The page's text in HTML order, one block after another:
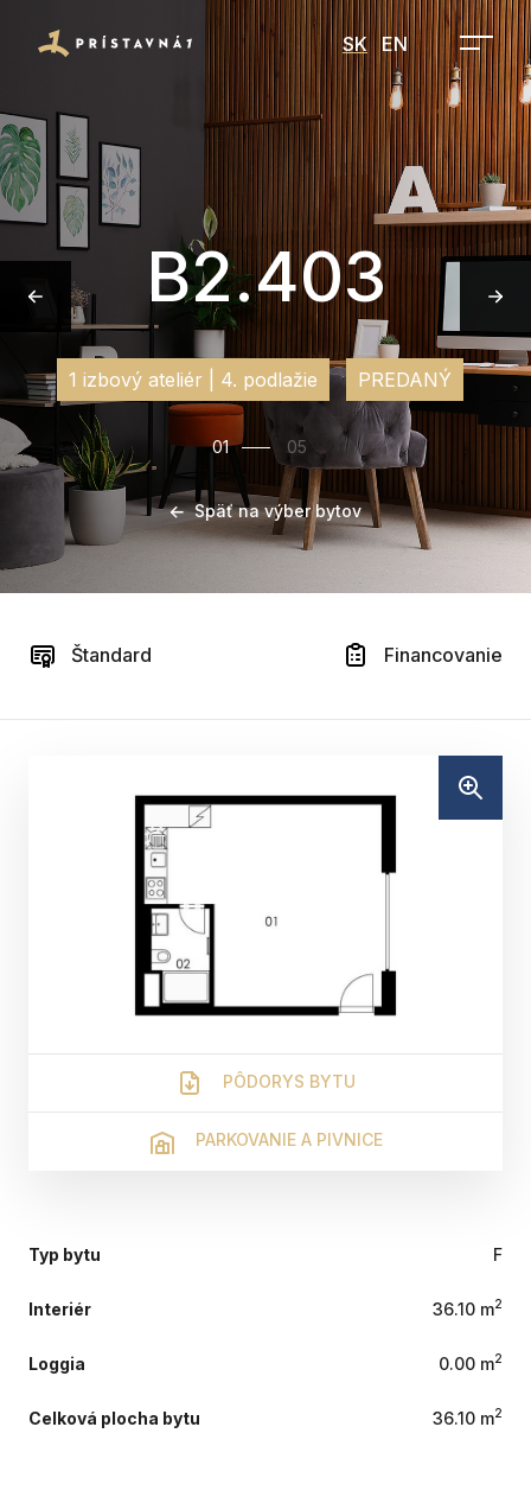
SK EN
B2.403
1 izbový ateliér | 4. podlažie PREDANÝ
01 05
Späť na výber bytov
Štandard Financovanie
Typ bytu F
Interiér 36.10 m2
Loggia 0.00 m2
Celková plocha bytu 36.10 m2
PÔDORYS BYTU
PARKOVANIE A PIVNICE